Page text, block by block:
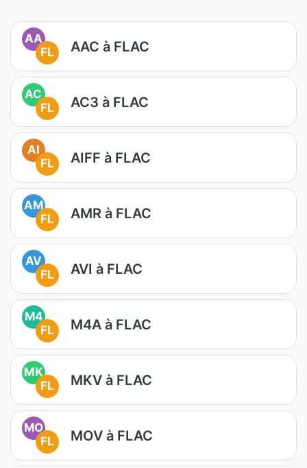
AA
FL
AAC à FLAC
AC
FL
AC3 à FLAC
AI
FL
AIFF à FLAC
AM
FL
AMR à FLAC
AV
FL
AVI à FLAC
M4
FL
M4A à FLAC
MK
FL
MKV à FLAC
MO
FL
MOV à FLAC